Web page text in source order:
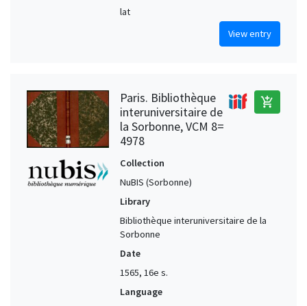
lat
View entry
Paris. Bibliothèque
interuniversitaire de
la Sorbonne, VCM 8=
4978
add_shopping_cart
Collection
NuBIS (Sorbonne)
Library
Bibliothèque interuniversitaire de la
Sorbonne
Date
1565, 16e s.
Language